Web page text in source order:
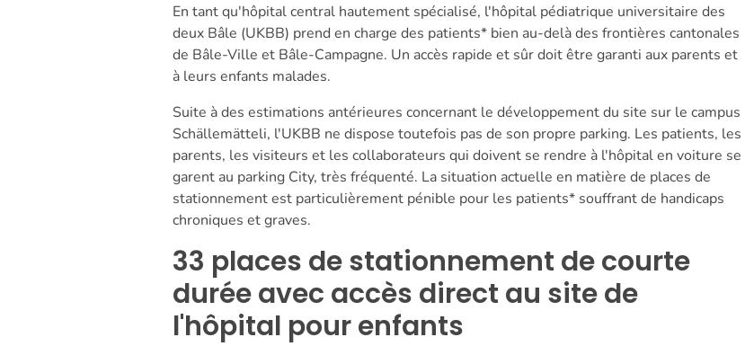
En tant qu'hôpital central hautement spécialisé, l'hôpital pédiatrique universitaire des
deux Bâle (UKBB) prend en charge des patients* bien au-delà des frontières cantonales
de Bâle-Ville et Bâle-Campagne. Un accès rapide et sûr doit être garanti aux parents et
à leurs enfants malades.
Suite à des estimations antérieures concernant le développement du site sur le campus
Schällemätteli, l'UKBB ne dispose toutefois pas de son propre parking. Les patients, les
parents, les visiteurs et les collaborateurs qui doivent se rendre à l'hôpital en voiture se
garent au parking City, très fréquenté. La situation actuelle en matière de places de
stationnement est particulièrement pénible pour les patients* souffrant de handicaps
chroniques et graves.
33 places de stationnement de courte
durée avec accès direct au site de
l'hôpital pour enfants